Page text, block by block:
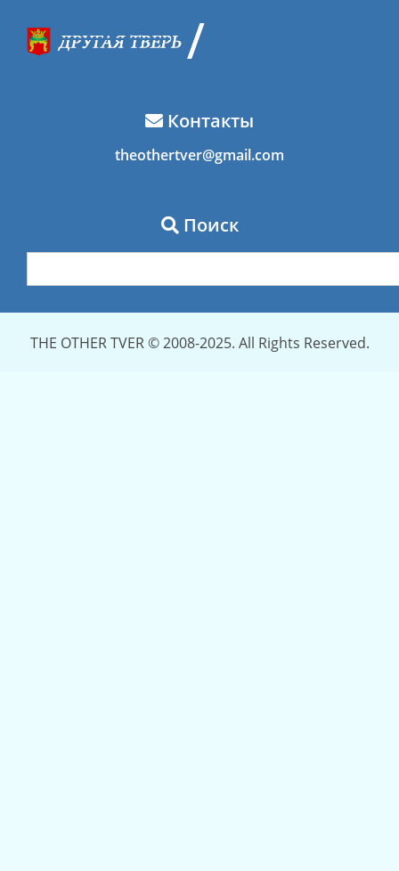
Контакты
theothertver@gmail.com
Поиск
THE OTHER TVER © 2008-2025. All Rights Reserved.